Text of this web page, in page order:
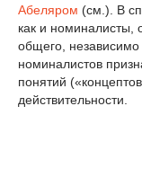
Абеляром (см.). В
как и номиналисты,
общего,
номиналистов
понятий
действительности.